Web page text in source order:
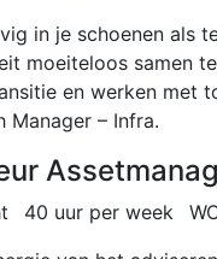
in je schoenen als
moeiteloos samen
en werken met
Manager – Infra.
40 uur per week